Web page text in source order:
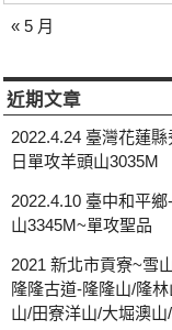
« 5 月
近期文章
2022.4.24 臺灣花蓮
日單攻羊頭山3035M
2022.4.10 臺中和平
山3345M~單攻聖品
2021 新北市貢寮~雪
隆隆古道-隆隆山/隆
山/田寮洋山/大堀澳山